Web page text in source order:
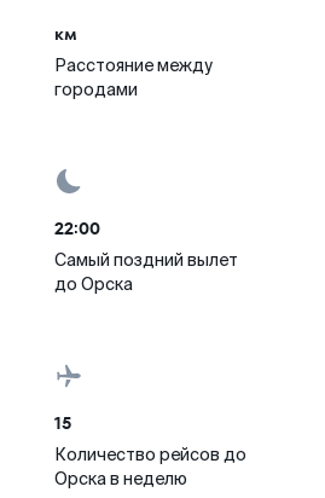
км
Расстояние между
городами
22:00
Самый поздний вылет
до Орска
15
Количество рейсов до
Орска в неделю